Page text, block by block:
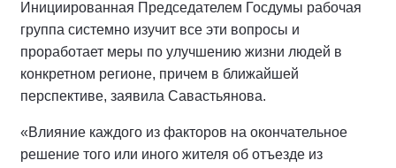
Инициированная Председателем Госдумы рабочая
группа системно изучит все эти вопросы и
проработает меры по улучшению жизни людей в
конкретном регионе, причем в ближайшей
перспективе, заявила Савастьянова.
«Влияние каждого из факторов на окончательное
решение того или иного жителя об отъезде из